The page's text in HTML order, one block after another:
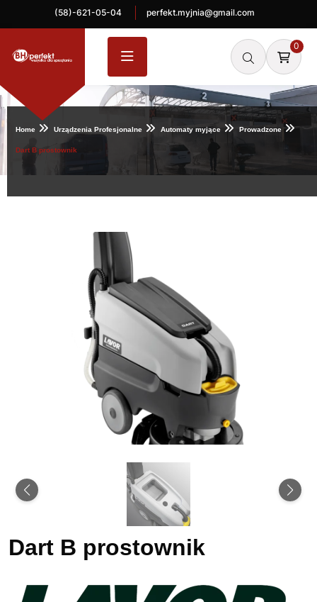
(58)-621-05-04 perfekt.myjnia@gmail.com
0
Home Urządzenia Profesjonalne Automaty myjące Prowadzone
Dart B prostownik
Dart B prostownik